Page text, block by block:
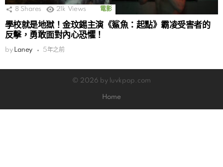
8 Shares 21k Views 電影
學校就是地獄！金玟錫主演《鯊魚：起點》霸凌受害者的
反擊，勇敢面對內心恐懼！
by Laney 5年之前
© 2026 by luvkpop.com
Home